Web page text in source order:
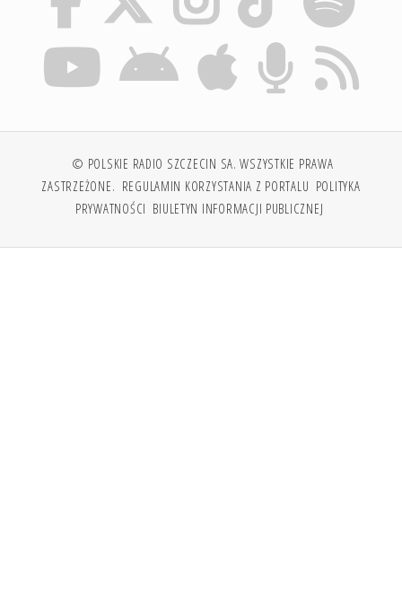
© POLSKIE RADIO SZCZECIN SA. WSZYSTKIE PRAWA
ZASTRZEŻONE. REGULAMIN KORZYSTANIA Z PORTALU POLITYKA
PRYWATNOŚCI BIULETYN INFORMACJI PUBLICZNEJ